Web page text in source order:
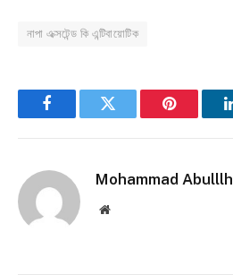
নাপা এক্সটেন্ড কি এন্টিবায়োটিক
FacebookTwitter Pinterest
Mohammad
Website